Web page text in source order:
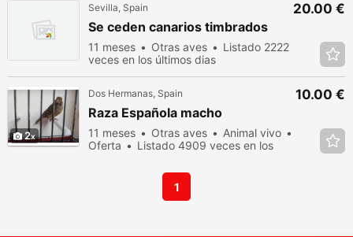
Sevilla, Spain
Se ceden canarios timbrados
11 meses Otras aves
Listado 2222
veces en los últimos dias
20.00 €
2
Dos Hermanas, Spain
Raza Española macho
11 meses Otras aves
Animal vivo
Oferta
Listado 4909 veces en los
10.00 €
1